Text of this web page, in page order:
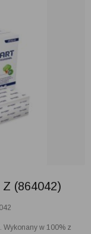
(864042)
Wykonany w 100% z